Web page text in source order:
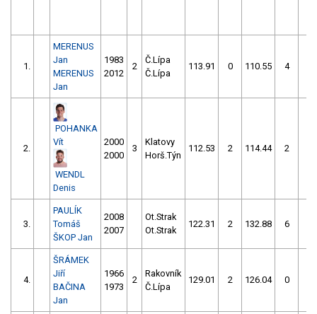
1.
MERENUS
Jan
MERENUS
Jan
1983
2012
2
Č.Lípa
Č.Lípa
113.91 0 110.55 4
2.
POHANKA
Vít
WENDL
Denis
2000
2000
3
Klatovy
Horš.Týn
112.53 2 114.44 2
3.
PAULÍK
Tomáš
ŠKOP Jan
2008
2007
Ot.Strak
Ot.Strak
122.31 2 132.88 6
4.
ŠRÁMEK
Jiří
BAČINA
Jan
1966
1973
2
Rakovník
Č.Lípa
129.01 2 126.04 0